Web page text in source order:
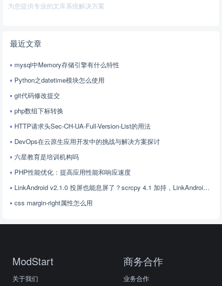
为您提供专业的文库系统解决方案
最近文章
mysql中Memory存储引擎有什么特性
Python之datetime模块怎么使用
git代码修改提交
php数组下标转换
HTTP请求头Sec-CH-UA-Full-Version-List的用法
DevOps在云原生应用开发中的挑战与解决方案探讨
六星教育是培训机构吗
PHP性能优化：提高应用性能和响应速度
LinkAndroid v2.1.0 投屏也能息屏了？scrcpy 4.1 加持，LinkAndroid 让屏幕控制更随心
css margin-right属性怎么用
ModStart
关于我们
商务合作
业务合作